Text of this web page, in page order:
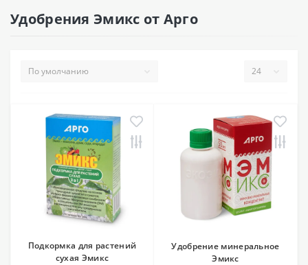
Удобрения Эмикс от Арго
Подкормка для растений
сухая Эмикс
Удобрение минеральное
Эмикс